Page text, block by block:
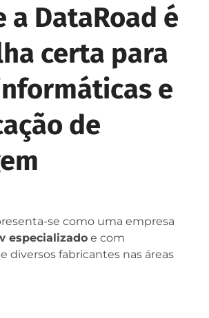
a DataRoad é
certa para
e
de
se como uma empresa
especializado e com
diversos fabricantes nas áreas